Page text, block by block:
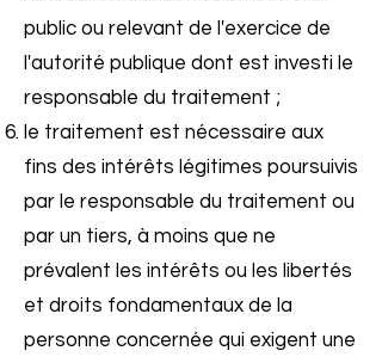
public ou relevant de l'exercice de
l'autorité publique dont est investi le
responsable du traitement ;
le traitement est nécessaire aux
fins des intérêts légitimes poursuivis
par le responsable du traitement ou
par un tiers, à moins que ne
prévalent les intérêts ou les libertés
et droits fondamentaux de la
personne concernée qui exigent une